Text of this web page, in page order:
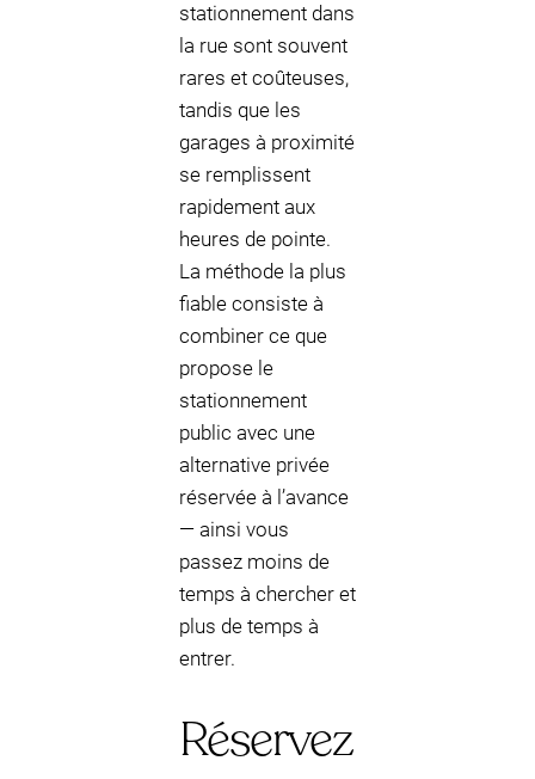
stationnement dans
la rue sont souvent
rares et coûteuses,
tandis que les
garages à proximité
se remplissent
rapidement aux
heures de pointe.
La méthode la plus
fiable consiste à
combiner ce que
propose le
stationnement
public avec une
alternative privée
réservée à l’avance
— ainsi vous
passez moins de
temps à chercher et
plus de temps à
entrer.
Réservez